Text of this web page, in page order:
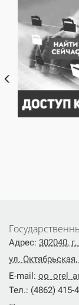
Адрес: 302040,
ул.
E-mail:
Тел.: (4862) 415-